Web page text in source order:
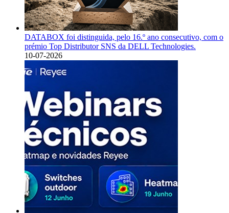
DATABOX foi distinguida, pelo 16.º ano consecutivo, com o
prémio Top Distributor SNS da DELL Technologies.
10-07-2026